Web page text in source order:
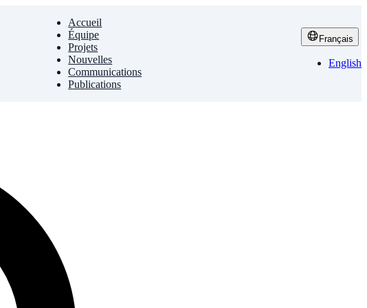
Accueil
Équipe
Projets
Nouvelles
Communications
Publications
Français
English